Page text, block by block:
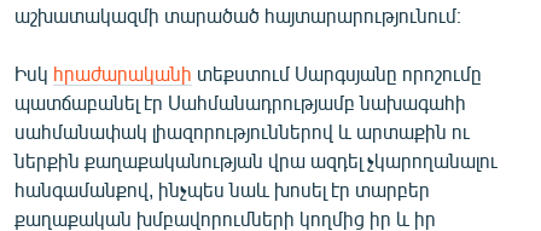
աշխատակազմի տարածած հայտարարությունում։
Իսկ հրաժարականի տեքստում Սարգսյանը որոշումը
պատճաբանել էր Սահմանադրությամբ նախագահի
սահմանափակ լիազորություններով և արտաքին ու
ներքին քաղաքականության վրա ազդել չկարողանալու
հանգամանքով, ինչպես նաև խոսել էր տարբեր
քաղաքական խմբավորումների կողմից իր և իր